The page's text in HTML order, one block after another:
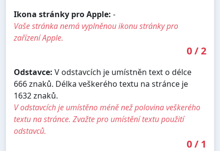
Ikona stránky pro Apple: -
Vaše stránka nemá vyplněnou ikonu stránky pro
zařízení Apple.
0/2
Odstavce: V odstavcích je umístněn text o délce
666 znaků. Délka veškerého textu na stránce je
1632 znaků.
V odstavcích je umístěno méně než polovina veškerého
textu na stránce. Zvažte pro umístění textu použití
odstavců.
0/ 1